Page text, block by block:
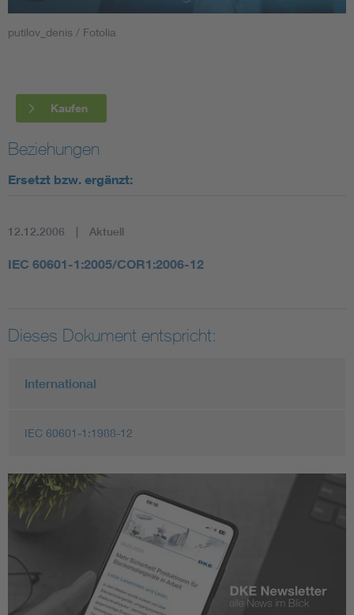
Smart Cities
Blitzschutz: DIN EN 62305 in der Übersicht
Circular Economy für mehr Ressourceneffizienz
putilov_denis / Fotolia
Kaufen
Beziehungen
Ersetzt bzw. ergänzt:
12.12.2006 Aktuell
IEC 60601-1:2005/COR1:2006-12
Dieses Dokument entspricht:
International
IEC 60601-1:1988-12